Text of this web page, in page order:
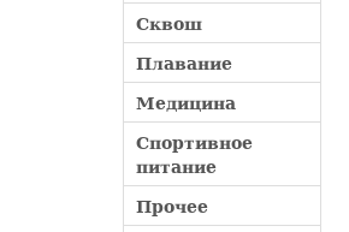
Сквош
Плавание
Медицина
Спортивное
питание
Прочее